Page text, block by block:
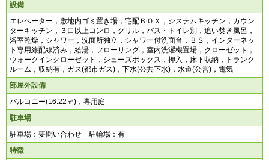
設備
エレベーター，敷地内ゴミ置き場，宅配ＢＯＸ，システムキッチン，カウン
ターキッチン，３口以上コンロ，グリル，バス・トイレ別，追い焚き風呂，
浴室乾燥，シャワー，洗面所独立，シャワー付洗面台，ＢＳ，インターネッ
ト専用線配線済み，給湯，フローリング，室内洗濯機置場，クローゼット，
ウォークインクローゼット，シューズボックス，押入，床下収納，トランク
ルーム，収納有，ガス(都市ガス)，下水(公共下水)，水道(公営)，電気
部屋外設備
バルコニー(16.22㎡)，専用庭
駐車場
駐車場：要問い合わせ 駐輪場：有
特徴